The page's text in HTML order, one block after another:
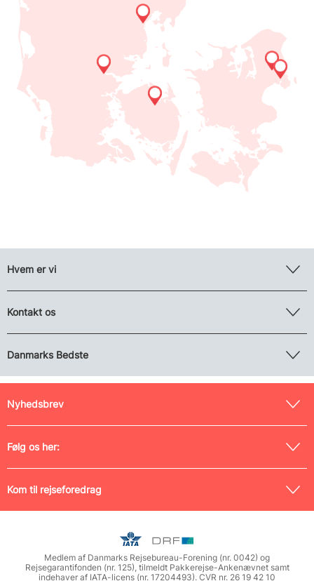
Hvem er vi
Kontakt os
Danmarks Bedste
Nyhedsbrev
Følg os her:
Kom til rejseforedrag
Medlem af Danmarks Rejsebureau-Forening (nr. 0042) og
Rejsegarantifonden (nr. 125), tilmeldt Pakkerejse-Ankenævnet samt
indehaver af IATA-licens (nr. 17204493). CVR nr. 26 19 42 10